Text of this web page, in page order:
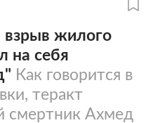
взрыв жилого
на себя
Как говорится в
теракт
смертник Ахмед